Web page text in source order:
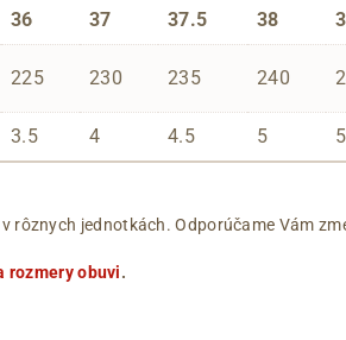
36 37 37.5 38
225 230 235 240
3.5 4 4.5 5
rôznych jednotkách. Odporúčame Vám
rozmery obuvi.